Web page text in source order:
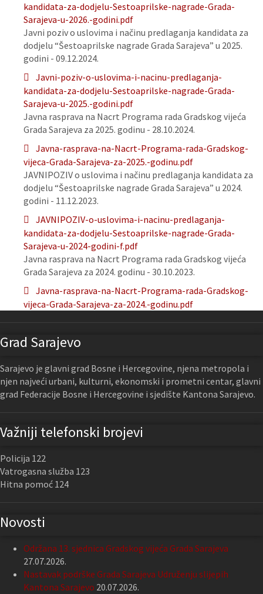
kandidata-za-dodjelu-Sestoaprilske-nagrade-Grada-
Sarajeva-u-2026.-godini.pdf
Javni poziv o uslovima i načinu predlaganja kandidata za
dodjelu “Šestoaprilske nagrade Grada Sarajeva” u 2025.
godini - 09.12.2024.
Javni-poziv-o-uslovima-i-nacinu-predlaganja-
kandidata-za-dodjelu-Sestoaprilske-nagrade-Grada-
Sarajeva-u-2025.-godini.pdf
Javna rasprava na Nacrt Programa rada Gradskog vijeća
Grada Sarajeva za 2025. godinu - 28.10.2024.
Javna-rasprava-na-Nacrt-Programa-rada-Gradskog-
vijeca-Grada-Sarajeva-za-2025.-godinu.pdf
JAVNIPOZIV o uslovima i načinu predlaganja kandidata za
dodjelu “Šestoaprilske nagrade Grada Sarajeva” u 2024.
godini - 11.12.2023.
JAVNIPOZIV-o-uslovima-i-nacinu-predlaganja-
kandidata-za-dodjelu-Sestoaprilske-nagrade-Grada-
Sarajeva-u-2024-godini-f.pdf
Javna rasprava na Nacrt Programa rada Gradskog vijeća
Grada Sarajeva za 2024. godinu - 30.10.2023.
Javna-rasprava-na-Nacrt-Programa-rada-Gradskog-
vijeca-Grada-Sarajeva-za-2024.-godinu.pdf
Grad Sarajevo
Sarajevo je glavni grad Bosne i Hercegovine, njena metropola i
njen najveći urbani, kulturni, ekonomski i prometni centar, glavni
grad Federacije Bosne i Hercegovine i sjedište Kantona Sarajevo.
Važniji telefonski brojevi
Policija 122
Vatrogasna služba 123
Hitna pomoć 124
Novosti
Održana 13. sjednica Gradskog vijeća Grada Sarajeva
27.07.2026.
Nastavak podrške Grada Sarajeva Udruženju slijepih
Kantona Sarajevo 20.07.2026.